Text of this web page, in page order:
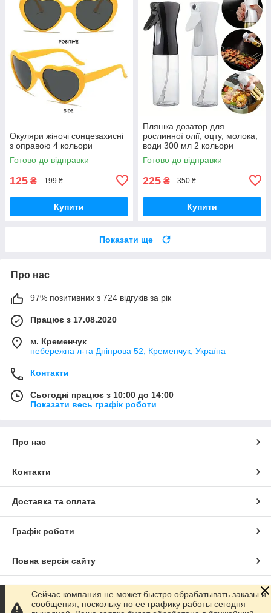
Окуляри жіночі сонцезахисні
з оправою 4 кольори
Готово до відправки
125 ₴ 199 ₴
Купити
Пляшка дозатор для
рослинної олії, оцту, молока,
води 300 мл 2 кольори
Готово до відправки
225 ₴ 350 ₴
Купити
Показати ще
Про нас
97% позитивних з 724 відгуків за рік
Працює з 17.08.2020
м. Кременчук
небережна л-та Дніпрова 52, Кременчук, Україна
Контакти
Сьогодні працює з 10:00 до 14:00
Показати весь графік роботи
Про нас
Контакти
Доставка та оплата
Графік роботи
Повна версія сайту
Сайт створено на маркетплейсі Prom.ua
Сейчас компания не может быстро обрабатывать заказы и
сообщения, поскольку по ее графику работы сегодня